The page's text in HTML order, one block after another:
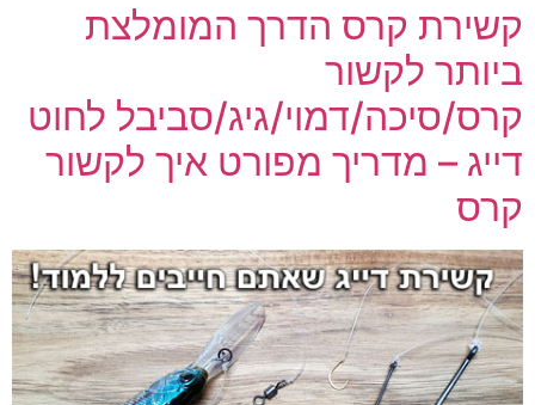
קשירת קרס הדרך המומלצת
ביותר לקשור
קרס/סיכה/דמוי/גיג/סביבל לחוט
דייג – מדריך מפורט איך לקשור
קרס